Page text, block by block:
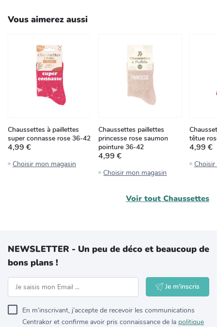
Vous aimerez aussi
Chaussettes à paillettes
super connasse rose 36-42
4,99 €
Choisir mon magasin
Chaussettes paillettes
princesse rose saumon
pointure 36-42
4,99 €
Choisir mon magasin
têtue
4,99 €
Voir tout Chaussettes
NEWSLETTER - Un peu de déco et beaucoup de
bons plans !
Je m'inscris
En m’inscrivant, j’accepte de recevoir les communications
Centrakor et confirme avoir pris connaissance de la politique